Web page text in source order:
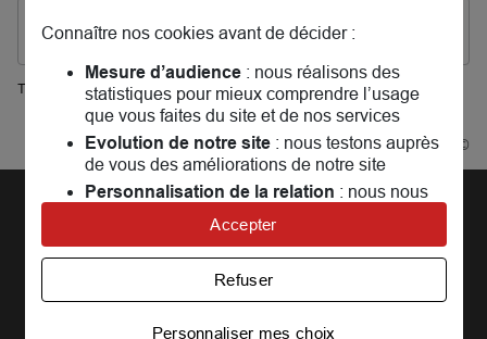
Les agences MAIF dans les villes à proximité
Trouver une agence MAIF
Dammartin-en-Goële
Powered byevermaps ©
L'Entreprise
Pages les plus consultées
Assurance auto
Assurance moto
Nos conseils
Connaître nos cookies avant de décider :
Mesure d’audience: nous réalisons des
statistiques pour mieux comprendre l’usage
que vous faites du site et de nos services
Evolution de notre site: nous testons auprès
de vous des améliorations de notre site
Personnalisation de la relation : nous nous
et personnaliser nos offres
Univers publicitaire: nous utilisons avec nos
partenaires des cookies pour afficher des
publicités personnalisées
Personnaliser mes choix
Refuser
Accepter